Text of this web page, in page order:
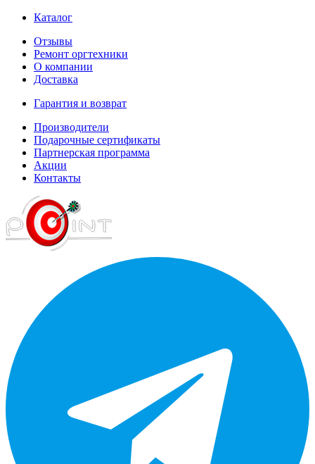
Каталог
Отзывы
Ремонт оргтехники
О компании
Доставка
Гарантия и возврат
Производители
Подарочные сертификаты
Партнерская программа
Акции
Контакты